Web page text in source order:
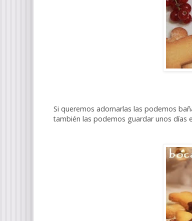
Si queremos adornarlas las podemos
también las podemos guardar unos días